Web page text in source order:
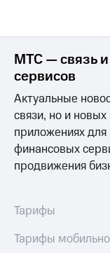
и подписки
МТС
Подписка
на
фильмы,
музыка
группа
и услуги,
к
Всё
под
рукой
в Мой
есть
МТС — связь
сервисов
Актуальные
связи, но и
приложениях
финансовых
продвижения
Тарифы
Тарифы